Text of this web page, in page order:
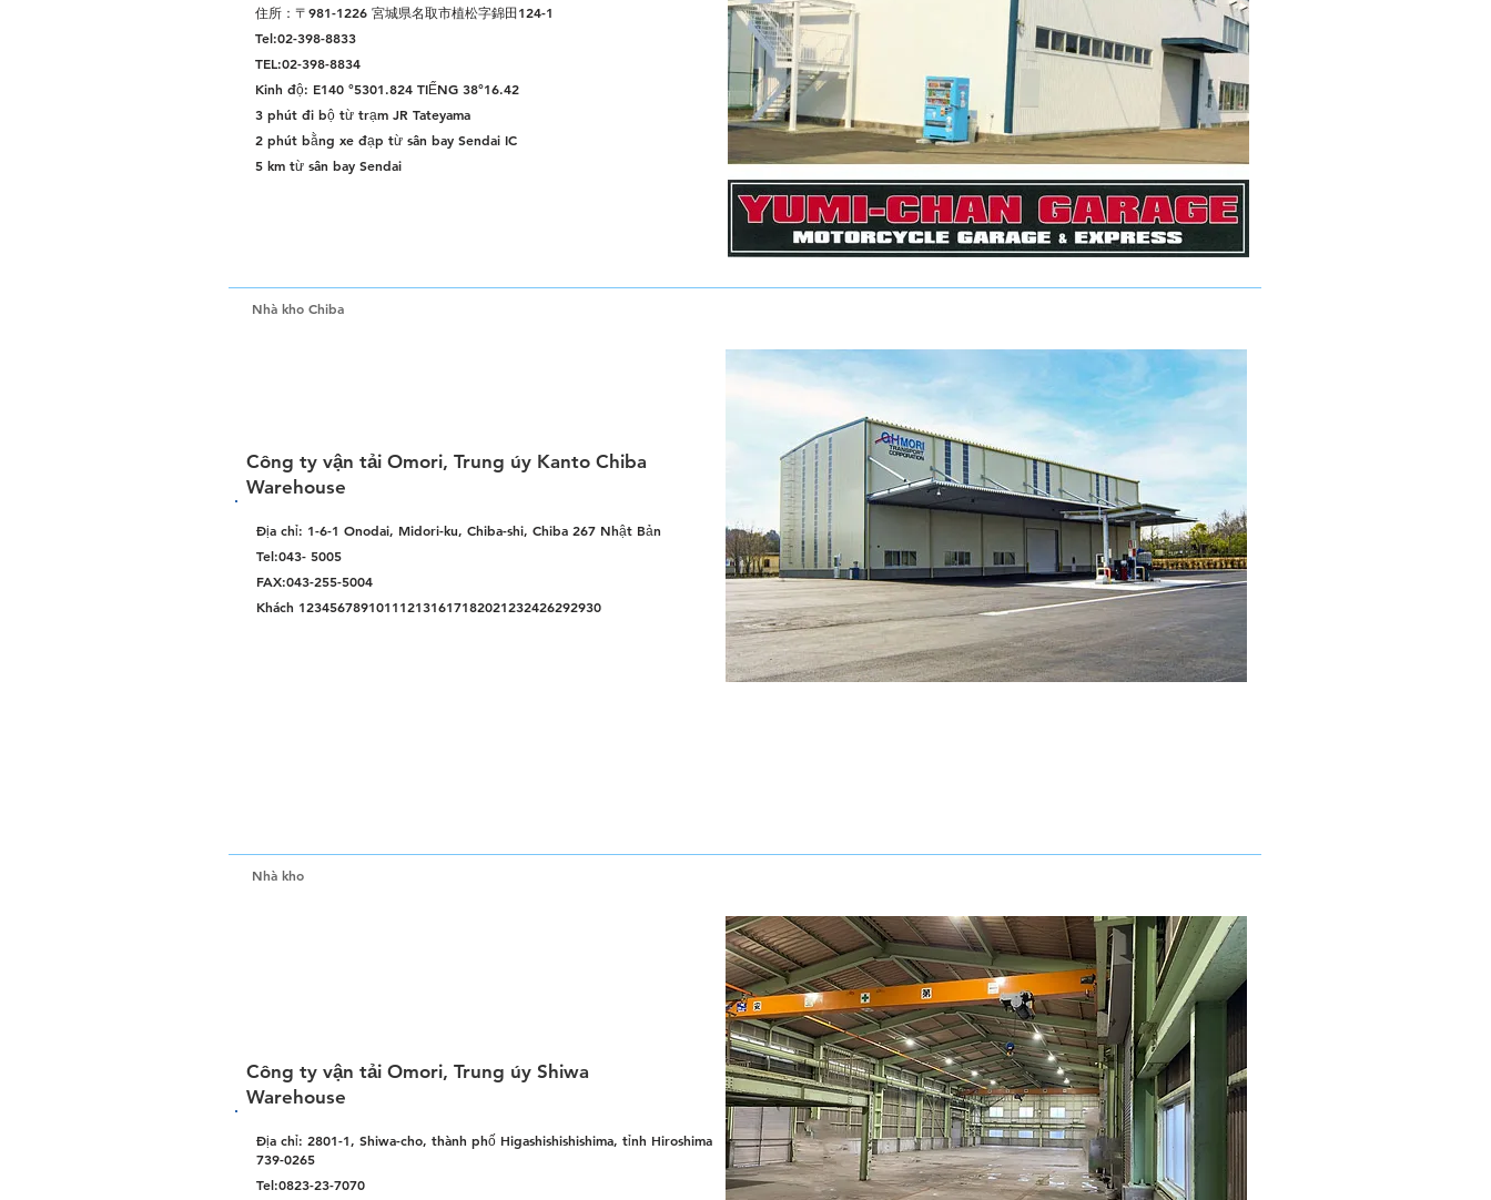
住所：〒981-1226 宮城県名取市植松字錦田124-1
Tel:02-398-8833
TEL:02-398-8834
Kinh độ: E140 °5301.824 TIẾNG 38°16.42
3 phút đi bộ từ trạm JR Tateyama
2 phút bằng xe đạp từ sân bay Sendai IC
5 km từ sân bay Sendai
Nhà kho Chiba
Công ty vận tải Omori, Trung úy Kanto Chiba
Warehouse
Địa chỉ: 1-6-1 Onodai, Midori-ku, Chiba-shi, Chiba 267 Nhật Bản
Tel:043- 5005
FAX:043-255-5004
Khách 123456789101112131617182021232426292930
Nhà kho
Công ty vận tải Omori, Trung úy Shiwa
Warehouse
Địa chỉ: 2801-1, Shiwa-cho, thành phố Higashishishishima, tỉnh Hiroshima
739-0265
Tel:0823-23-7070